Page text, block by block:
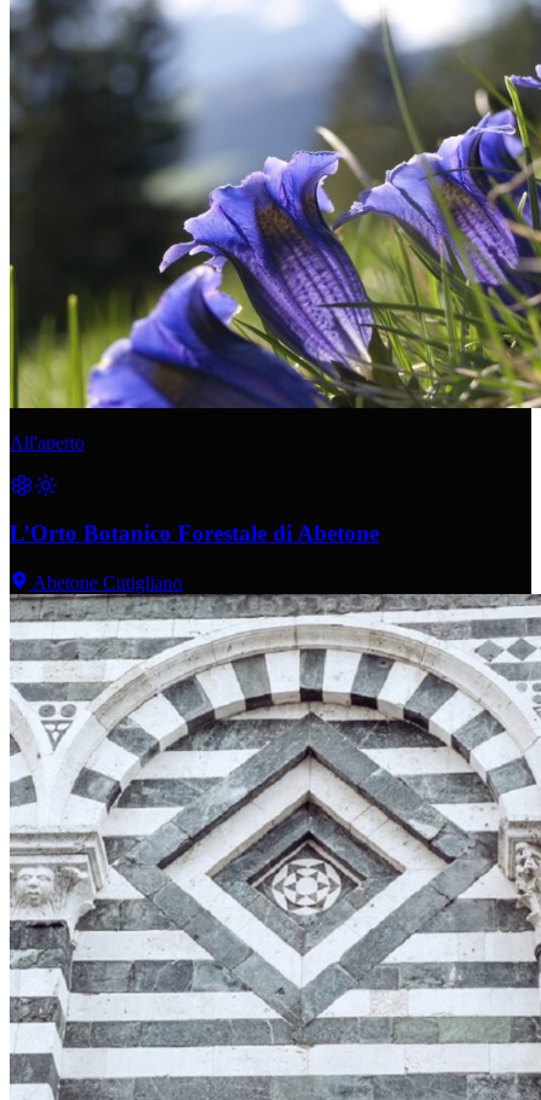
All'aperto
L’Orto Botanico Forestale di Abetone
Abetone Cutigliano